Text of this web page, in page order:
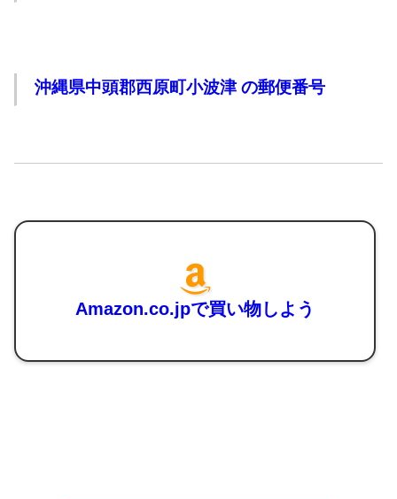
沖縄県中頭郡西原町小波津 の郵便番号
Amazon.co.jpで買い物しよう